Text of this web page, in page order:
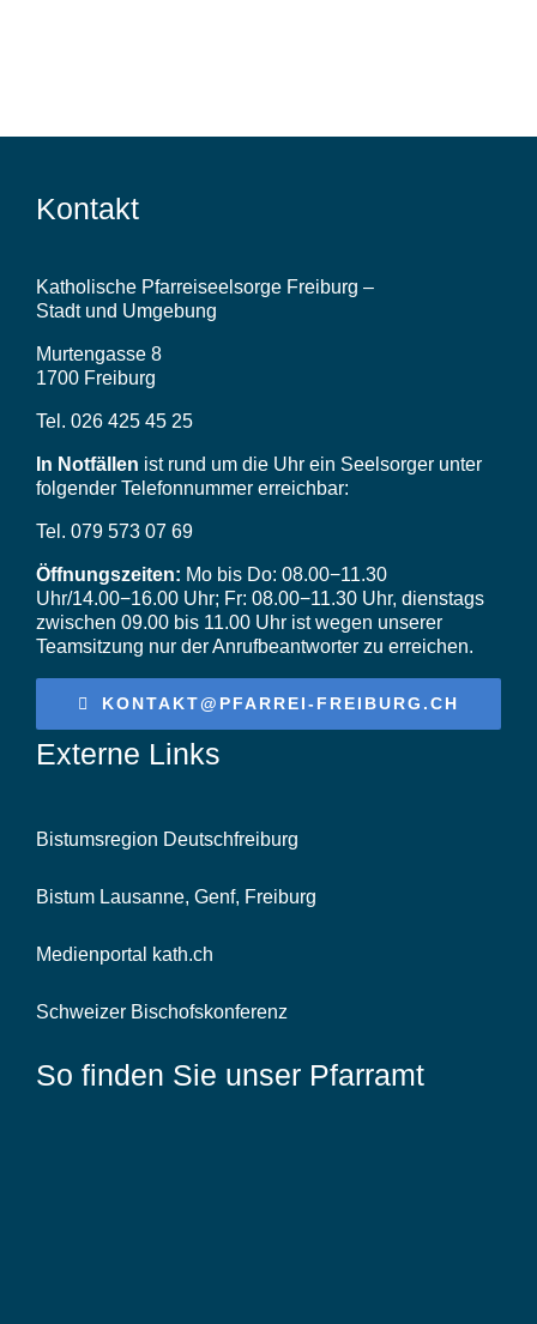
Videos
Kontakt
Katholische Pfarreiseelsorge Freiburg –
Stadt und Umgebung
Murtengasse 8
1700 Freiburg
Tel. 026 425 45 25
In Notfällen ist rund um die Uhr ein Seelsorger unter
folgender Telefonnummer erreichbar:
Tel. 079 573 07 69
Öffnungszeiten: Mo bis Do: 08.00−11.30
Uhr/14.00−16.00 Uhr; Fr: 08.00−11.30 Uhr, dienstags
zwischen 09.00 bis 11.00 Uhr ist wegen unserer
Teamsitzung nur der Anrufbeantworter zu erreichen.
KONTAKT@PFARREI-FREIBURG.CH
Externe Links
Bistumsregion Deutschfreiburg
Bistum Lausanne, Genf, Freiburg
Medienportal kath.ch
Schweizer Bischofskonferenz
So finden Sie unser Pfarramt